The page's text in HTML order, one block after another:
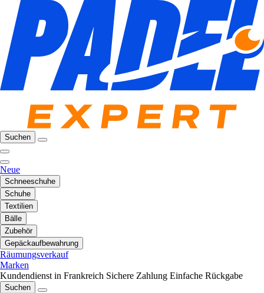
Suchen
Neue
Schneeschuhe
Schuhe
Textilien
Bälle
Zubehör
Gepäckaufbewahrung
Räumungsverkauf
Marken
Kundendienst in Frankreich Sichere Zahlung Einfache Rückgabe
Suchen